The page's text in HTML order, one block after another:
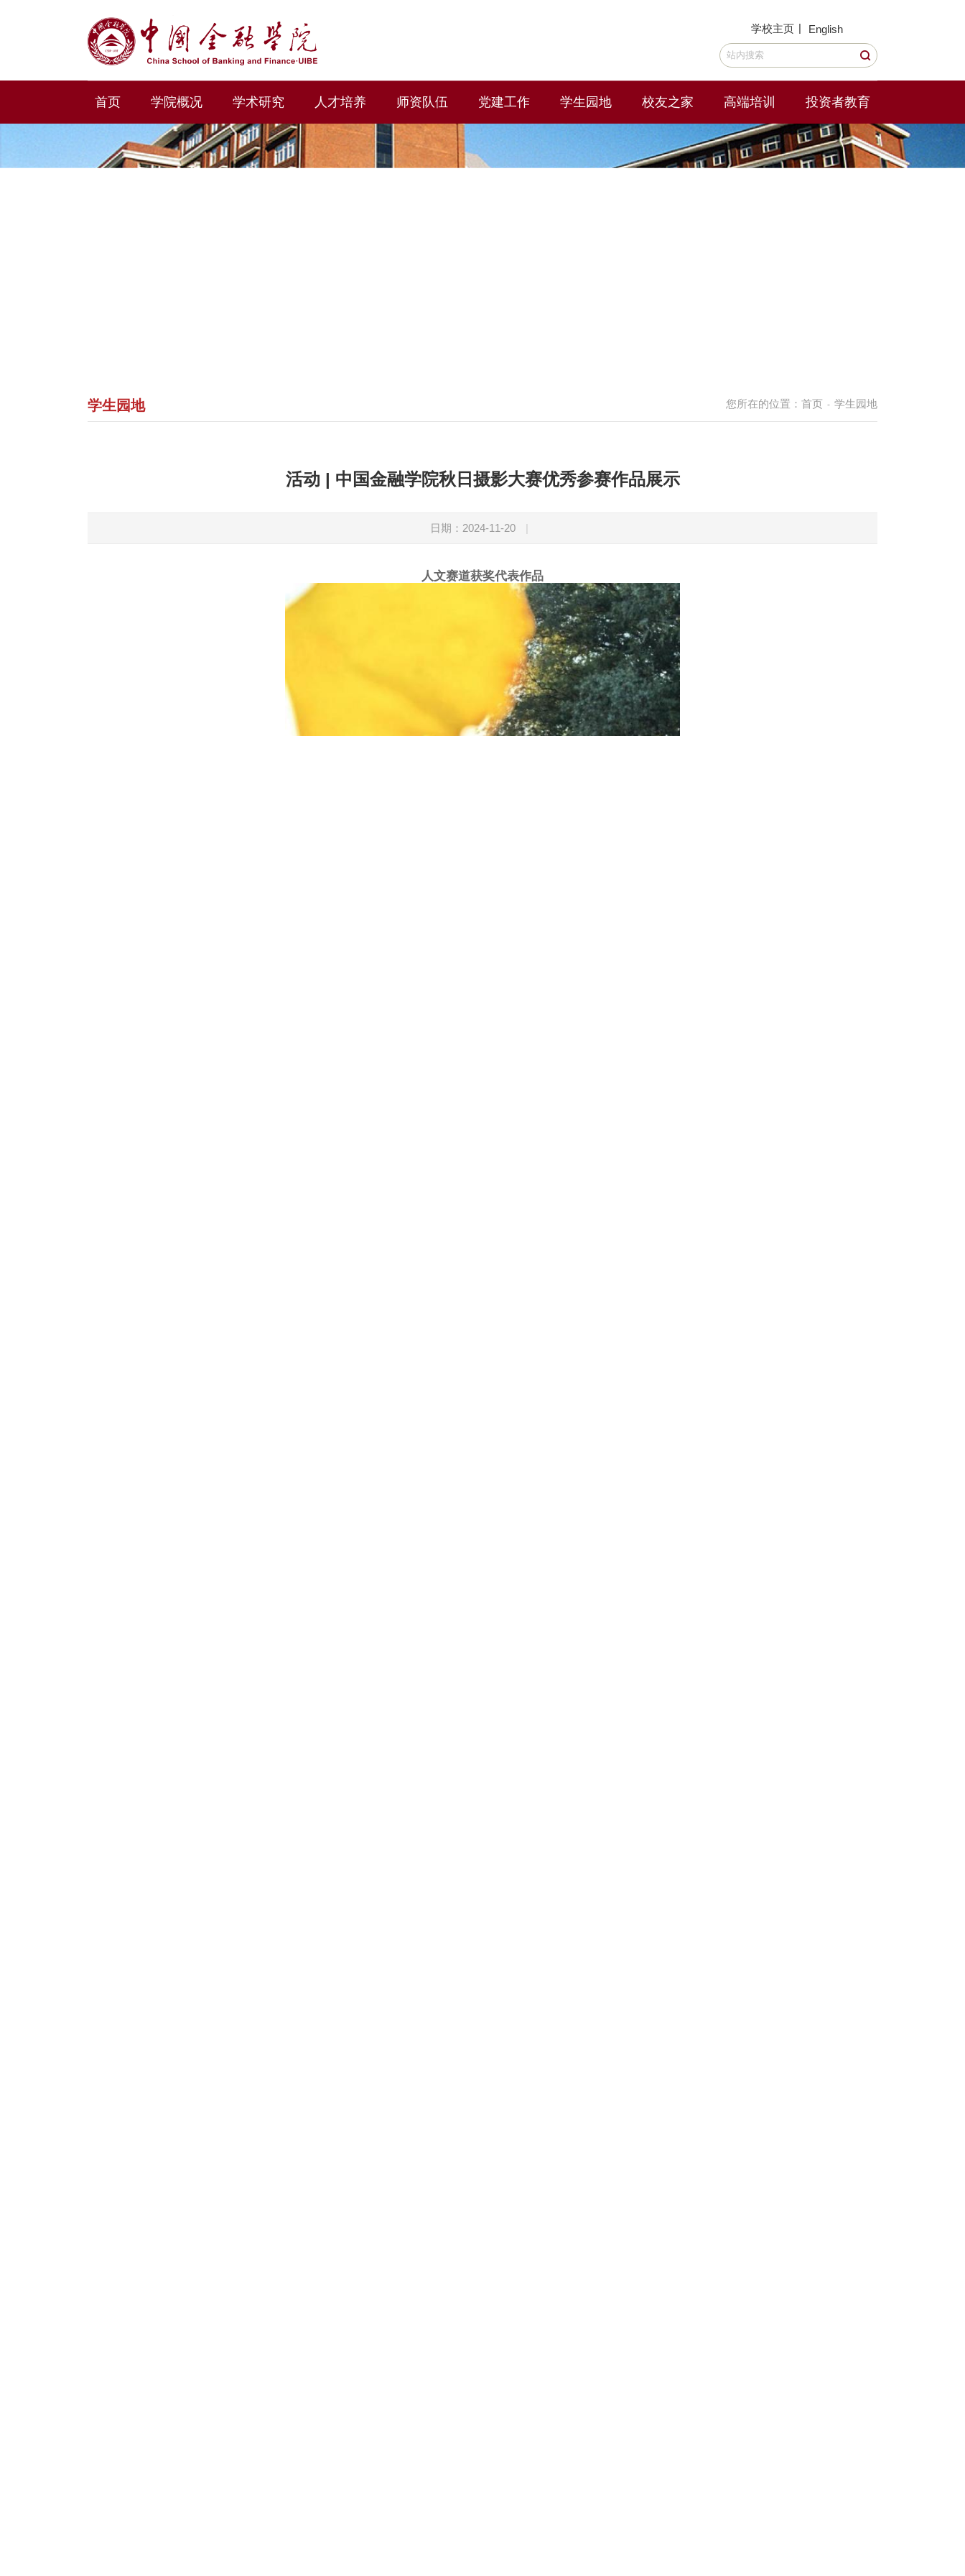
学校主页 | English
首页 学院概况 学术研究 人才培养 师资队伍 党建工作 学生园地 校友之家 高端培训 投资者教育
您所在的位置： 首页 - 学生园地
学生园地
活动 | 中国金融学院秋日摄影大赛优秀参赛作品展示
日期：2024-11-20 |
人文赛道获奖代表作品